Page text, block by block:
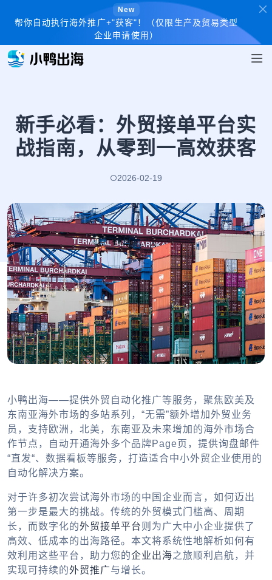
New
帮你自动执行海外推广+"获客"！（仅限生产及贸易类型
企业申请使用）
新手必看：外贸接单平台实
战指南，从零到一高效获客
2026-02-19
小鸭出海——提供外贸自动化推广等服务，聚焦欧美及
东南亚海外市场的多站系列，“无需”额外增加外贸业务
员，支持欧洲，北美，东南亚及未来增加的海外市场合
作节点，自动开通海外多个品牌Page页，提供询盘邮件
“直发“、数据看板等服务，打造适合中小外贸企业使用的
自动化解决方案。
对于许多初次尝试海外市场的中国企业而言，如何迈出
第一步是最大的挑战。传统的外贸模式门槛高、周期
长，而数字化的外贸接单平台则为广大中小企业提供了
高效、低成本的出海路径。本文将系统性地解析如何有
效利用这些平台，助力您的企业出海之旅顺利启航，并
实现可持续的外贸推广与增长。